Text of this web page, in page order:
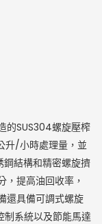
的SUS304螺旋壓榨
升/小時處理量，並
結構和精密螺旋擠
，提高油回收率，
還具備可調式螺旋
制系統以及節能馬達